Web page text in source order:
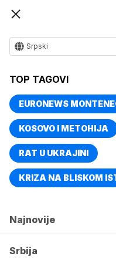
Srpski
TOP TAGOVI
EURONEWS
KOSOVO I METOHIJA
RAT U UKRAJINI
KRIZA NA BLISKOM
Najnovije
Srbija
Naslovna Srbija
stižu